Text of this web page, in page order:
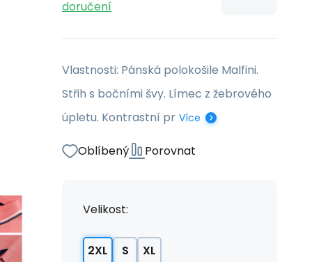
doručení
Vlastnosti: Pánská polokošile Malfini.
Střih s bočními švy. Límec z žebrového
úpletu. Kontrastní pr Více
Oblíbený Porovnat
Velikost:
2XL S XL